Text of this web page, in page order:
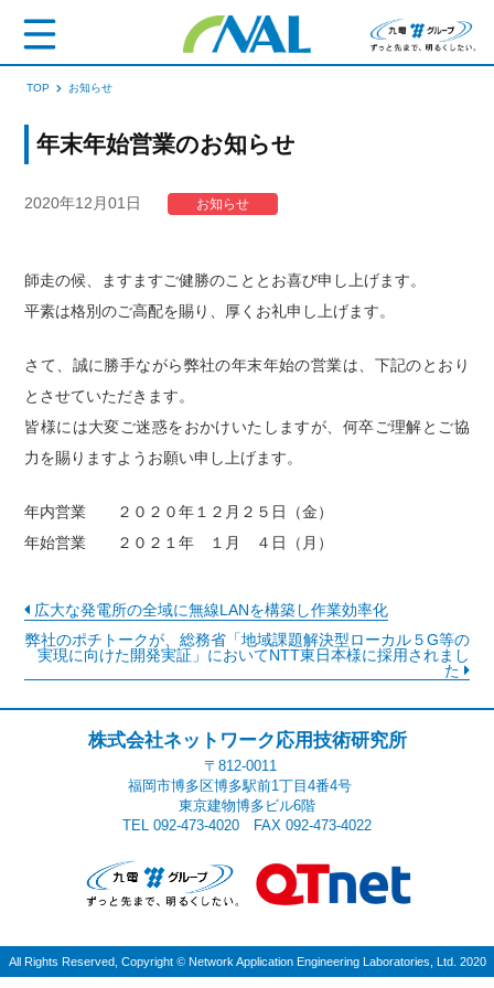
TOP お知らせ
年末年始営業のお知らせ
2020年12月01日 お知らせ
師走の候、ますますご健勝のこととお喜び申し上げます。
平素は格別のご高配を賜り、厚くお礼申し上げます。
さて、誠に勝手ながら弊社の年末年始の営業は、下記のとおり
とさせていただきます。
皆様には大変ご迷惑をおかけいたしますが、何卒ご理解とご協
力を賜りますようお願い申し上げます。
年内営業 ２０２０年１２月２５日（金）
年始営業 ２０２１年 １月 ４日（月）
広大な発電所の全域に無線LANを構築し作業効率化
弊社のポチトークが、総務省「地域課題解決型ローカル５G等の
実現に向けた開発実証」においてNTT東日本様に採用されまし
た
株式会社ネットワーク応用技術研究所
〒812-0011
福岡市博多区博多駅前1丁目4番4号
東京建物博多ビル6階
TEL 092-473-4020 FAX 092-473-4022
All Rights Reserved, Copyright ©Network Application Engineering Laboratories, Ltd. 2020